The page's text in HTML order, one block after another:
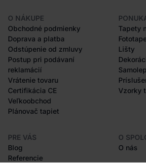
O NÁKUPE
Obchodné podmienky
Doprava a platba
Odstúpenie od zmluvy
Postup pri podávaní
reklamácií
Vrátenie tovaru
Certifikácia CE
Veľkoobchod
Plánovač tapiet
Tapety
Lišty
Vzorky
PRE VÁS
Blog
Referencie
O
O nás